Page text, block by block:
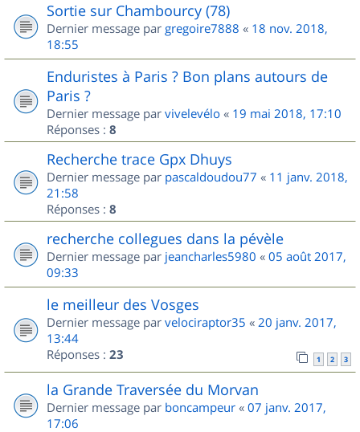
Sortie sur Chambourcy (78)
Dernier message par gregoire7888 « 18 nov. 2018,
18:55
Enduristes à Paris ? Bon plans autours de
Paris ?
Dernier message par vivelevélo « 19 mai 2018, 17:10
Réponses : 8
Recherche trace Gpx Dhuys
Dernier message par pascaldoudou77 « 11 janv. 2018,
21:58
Réponses : 8
recherche collegues dans la pévèle
Dernier message par jeancharles5980 « 05 août 2017,
09:33
le meilleur des Vosges
Dernier message par velociraptor35 « 20 janv. 2017,
13:44
Réponses : 23 1 2 3
la Grande Traversée du Morvan
Dernier message par boncampeur « 07 janv. 2017,
17:06